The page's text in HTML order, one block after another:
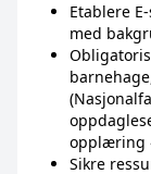
Etablere
med
opplæring
Sikre